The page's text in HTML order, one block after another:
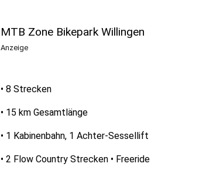
MTB Zone Bikepark Willingen
Anzeige
• 8 Strecken
• 15 km Gesamtlänge
• 1 Kabinenbahn, 1 Achter-Sessellift
• 2 Flow Country Strecken • Freeride